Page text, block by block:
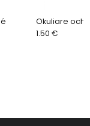
Okuliare
1.50 €